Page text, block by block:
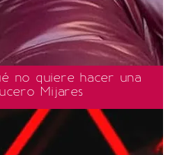
no quiere hacer una
Mijares